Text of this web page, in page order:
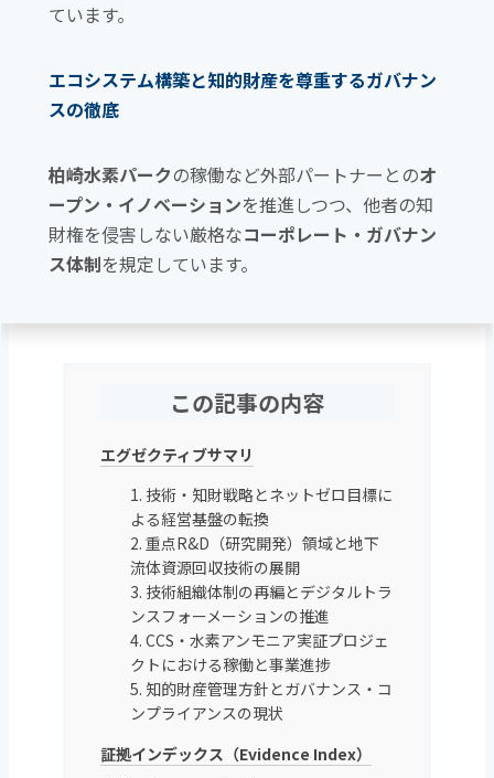
ています。
エコシステム構築と知的財産を尊重するガバナン
スの徹底
柏崎水素パークの稼働など外部パートナーとのオ
ープン・イノベーションを推進しつつ、他者の知
財権を侵害しない厳格なコーポレート・ガバナン
ス体制を規定しています。
この記事の内容
エグゼクティブサマリ
1. 技術・知財戦略とネットゼロ目標に
よる経営基盤の転換
2. 重点R&D（研究開発）領域と地下
流体資源回収技術の展開
3. 技術組織体制の再編とデジタルトラ
ンスフォーメーションの推進
4. CCS・水素アンモニア実証プロジェ
クトにおける稼働と事業進捗
5. 知的財産管理方針とガバナンス・コ
ンプライアンスの現状
証拠インデックス（Evidence Index）